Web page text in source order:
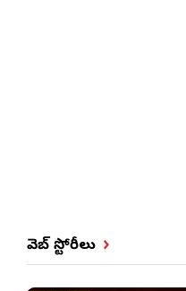
వెబ్ స్టోరీలు